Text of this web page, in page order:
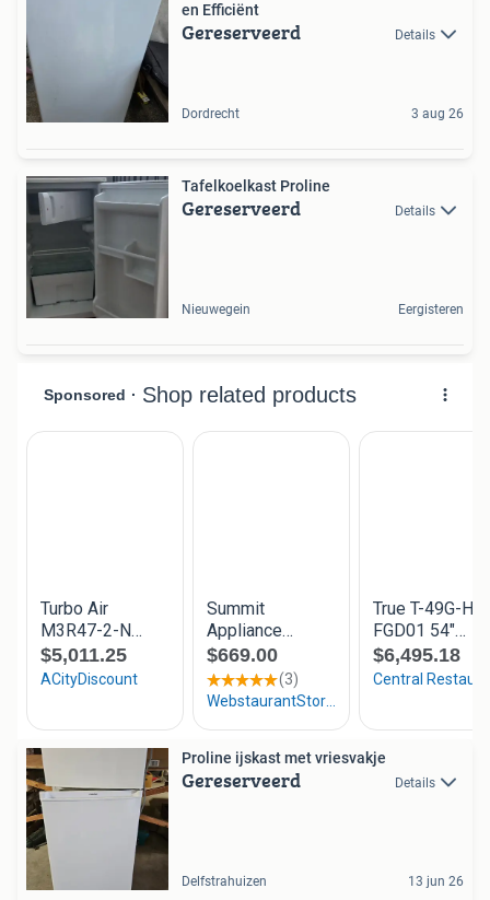
en Efficiënt
Gereserveerd Details
Dordrecht 3 aug 26
Tafelkoelkast Proline
Gereserveerd Details
Nieuwegein Eergisteren
Proline ijskast met vriesvakje
Gereserveerd Details
Delfstrahuizen 13 jun 26